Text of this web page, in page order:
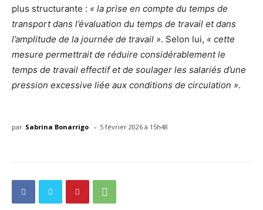
plus structurante : « la prise en compte du temps de
transport dans l’évaluation du temps de travail et dans
l’amplitude de la journée de travail ». Selon lui, « cette
mesure permettrait de réduire considérablement le
temps de travail effectif et de soulager les salariés d’une
pression excessive liée aux conditions de circulation ».
par Sabrina Bonarrigo - 5 février 2026 à 15h48